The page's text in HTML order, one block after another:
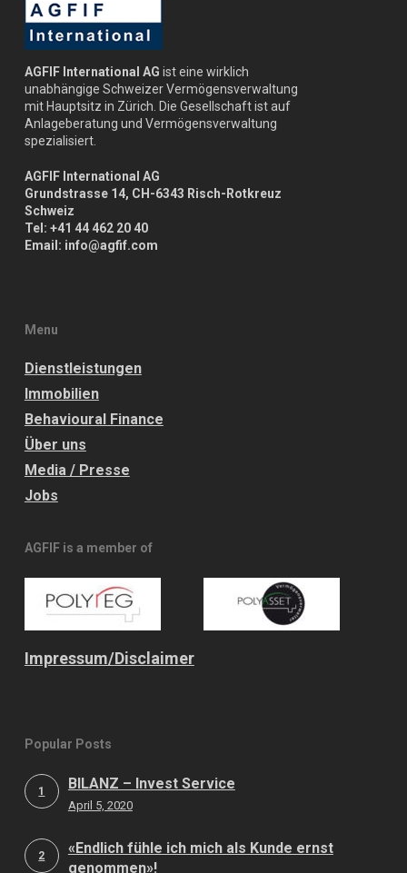
AGFIF International AG ist eine wirklich
unabhängige Schweizer Vermögensverwaltung
mit Hauptsitz in Zürich. Die Gesellschaft ist auf
Anlageberatung und Vermögensverwaltung
spezialisiert.
AGFIF International AG
Grundstrasse 14, CH-6343 Risch-Rotkreuz
Schweiz
Tel: +41 44 462 20 40
Email: info@agfif.com
Menu
Dienstleistungen
Immobilien
Behavioural Finance
Über uns
Media / Presse
Jobs
AGFIF is a member of
Impressum/Disclaimer
Popular Posts
1 BILANZ – Invest Service
April 5, 2020
2
«Endlich fühle ich mich als Kunde ernst
genommen»!